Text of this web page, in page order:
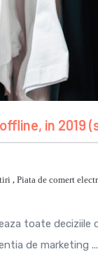
in 2019
, Piata de comert
toate deciziile
de marketing ...